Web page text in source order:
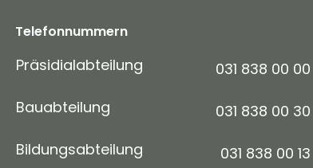
Telefonnummern
Präsidialabteilung
031 838 00 00
Bauabteilung
031 838 00 30
Bildungsabteilung
031 838 00 13